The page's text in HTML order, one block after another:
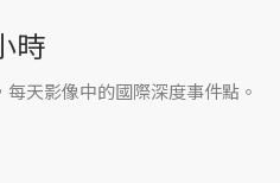
時
每天影像中的國際深度事件點。